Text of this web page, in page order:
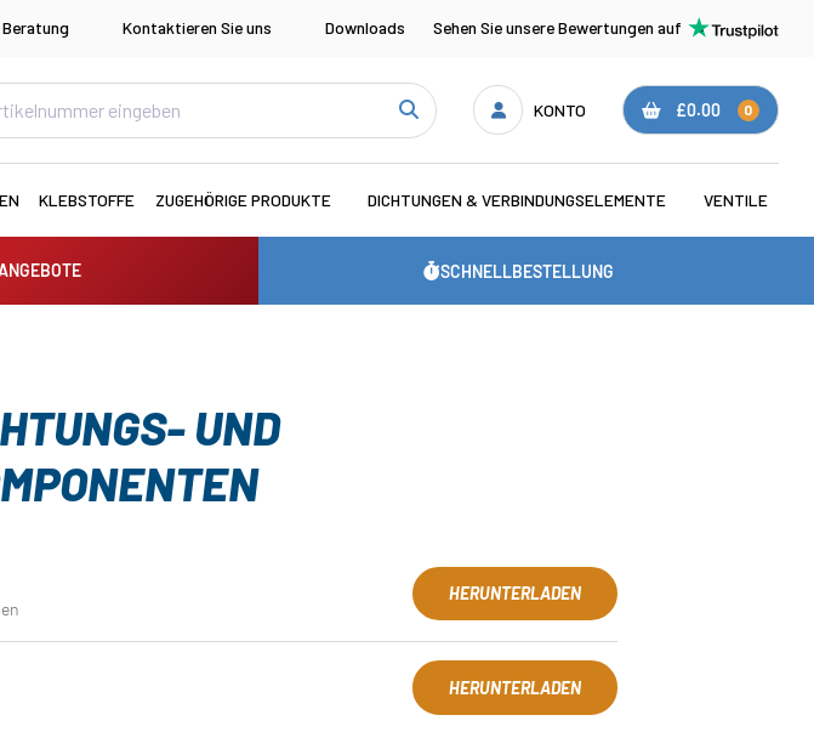
Kontaktieren Sie uns Downloads Sehen Sie unsere Bewertungen auf
KONTO £0.00 0
KLEBSTOFFE ZUGEHÖRIGE PRODUKTE DICHTUNGEN & VERBINDUNGSELEMENTE VENTILE
SCHNELLBESTELLUNG
UND
HERUNTERLADEN
HERUNTERLADEN